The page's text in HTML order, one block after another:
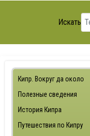
Искать
Кипр. Вокруг да около
Полезные сведения
История Кипра
Путешествия по Кипру